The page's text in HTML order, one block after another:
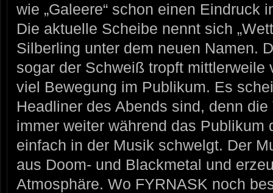
wie „Galeere“ schon einen Eindruck
Die aktuelle Scheibe nennt sich
Silberling unter dem neuen Namen.
sogar der Schweiß tropft mittlerweile
viel Bewegung im Publikum. Es
Headliner des Abends sind, denn
immer weiter während das Publikum
einfach in der Musik schwelgt. Der
aus Doom- und Blackmetal und
Atmosphäre. Wo FYRNASK noch